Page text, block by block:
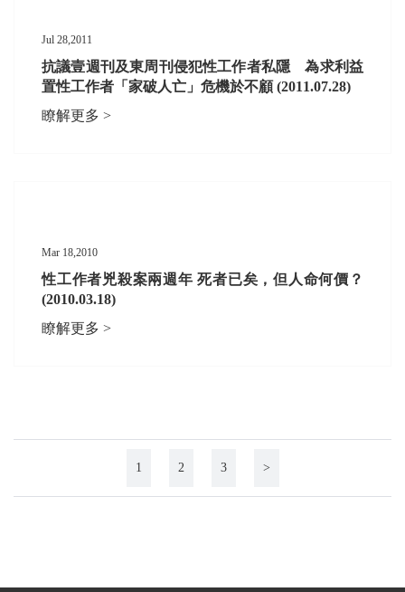
Jul 28,2011
抗議壹週刊及東周刊侵犯性工作者私隱 為求利益
置性工作者「家破人亡」危機於不顧 (2011.07.28)
瞭解更多 >
Mar 18,2010
性工作者兇殺案兩週年 死者已矣，但人命何價？
(2010.03.18)
瞭解更多 >
1 2 3 >